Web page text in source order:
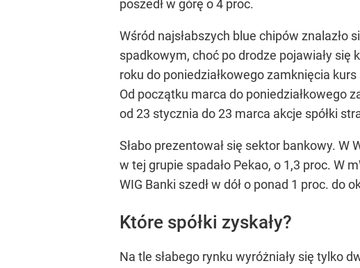
poszedł w górę o 4 proc.
Wśród najsłabszych blue chipów znalazło
spadkowym, choć po drodze pojawiały się
roku do poniedziałkowego zamknięcia
Od początku marca do poniedziałkowego
od 23 stycznia do 23 marca akcje spółki
Słabo prezentował się sektor bankowy. W
w tej grupie spadało Pekao, o 1,3 proc. W
WIG Banki szedł w dół o ponad 1 proc. do
Które spółki zyskały?
Na tle słabego rynku wyróżniały się tylko